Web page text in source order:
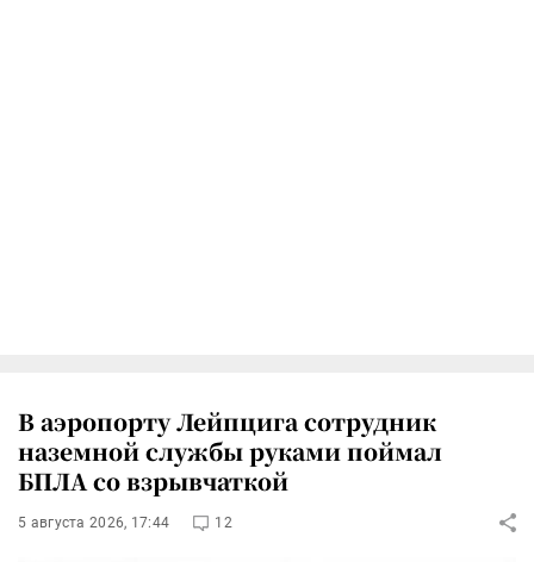
В аэропорту Лейпцига сотрудник
наземной службы руками поймал
БПЛА со взрывчаткой
5 августа 2026, 17:44 12